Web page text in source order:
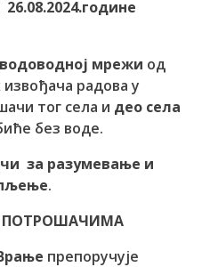
мрежи од
радова у
тог села и део села
без воде.
за разумевање и
.
ПОТРОШАЧИМА
препоручује